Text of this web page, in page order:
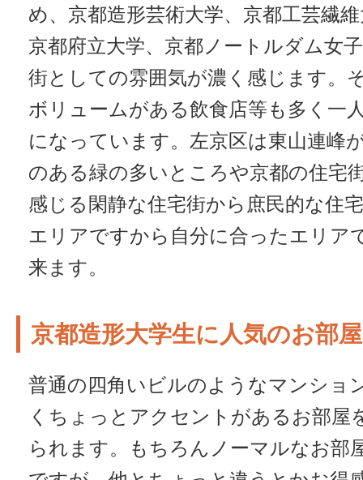
め、京都造形芸術大学、京都工芸繊
京都府立大学、京都ノートルダム女
街としての雰囲気が濃く感じます。
ボリュームがある飲食店等も多く一
になっています。左京区は東山連峰
のある緑の多いところや京都の住宅
感じる閑静な住宅街から庶民的な住
エリアですから自分に合ったエリア
来ます。
京都造形大学生に人気のお部屋
普通の四角いビルのようなマンショ
くちょっとアクセントがあるお部屋
られます。もちろんノーマルなお部